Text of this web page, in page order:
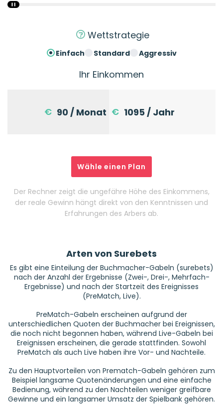
Wettstrategie
Einfach Standard Aggressiv
Ihr Einkommen
€ 90 / Monat € 1095 / Jahr
Wähle einen Plan
Der Rechner zeigt die ungefähre Höhe des Einkommens,
der reale Gewinn hängt direkt von den Kenntnissen und
Erfahrungen des Arbers ab.
Arten von Surebets
Es gibt eine Einteilung der Buchmacher-Gabeln (surebets)
nach der Anzahl der Ergebnisse (Zwei-, Drei-, Mehrfach-
Ergebnisse) und nach der Startzeit des Ereignisses
(PreMatch, Live).
PreMatch-Gabeln erscheinen aufgrund der
unterschiedlichen Quoten der Buchmacher bei Ereignissen,
die noch nicht begonnen haben, während Live-Gabeln bei
Ereignissen erscheinen, die gerade stattfinden. Sowohl
PreMatch als auch Live haben ihre Vor- und Nachteile.
Zu den Hauptvorteilen von Prematch-Gabeln gehören zum
Beispiel langsame Quotenänderungen und eine einfache
Bedienung, während zu den Nachteilen weniger greifbare
Gewinne und ein langsamer Umsatz der Spielbank gehören.